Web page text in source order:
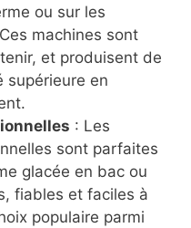
ou sur les
machines sont
et produisent de
supérieure en
: Les
sont parfaites
glacée en bac ou
fiables et faciles à
populaire parmi